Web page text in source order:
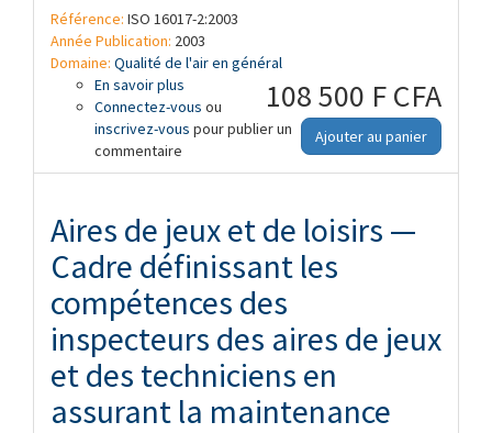
Référence: ISO 16017-2:2003
Année Publication: 2003
Domaine: Qualité de l'air en général
108 500 F CFA
Ajouter au panier
En savoir plus à propos de Air intérieur, air ambiant et
air des lieux de travail — Échantillonnage
et analyse des composés organiques
volatils par tube à adsorption/désorption
thermique/chromatographie en phase
Échantillonnage par diffusion
Connectez-vous ou
inscrivez-vous pour publier un
commentaire
Aires de jeux et de loisirs —
Cadre définissant les
compétences des
inspecteurs des aires de jeux
et des techniciens en
assurant la maintenance